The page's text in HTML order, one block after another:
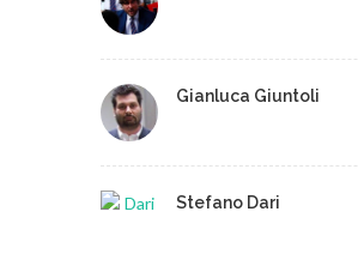
Gianluca Giuntoli
Stefano Dari